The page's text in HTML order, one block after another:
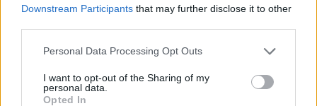
Downstream Participants that may further disclose it to other
Personal Data Processing Opt Outs
I want to opt-out of the Sharing of my
personal data.
Opted In